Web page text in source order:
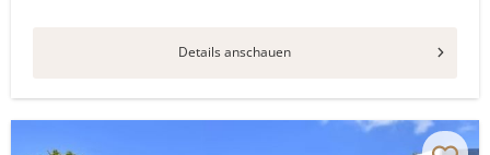
Details anschauen